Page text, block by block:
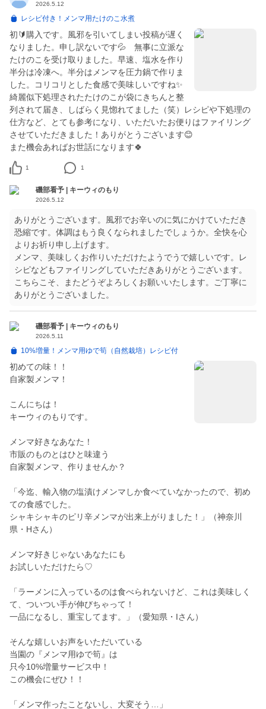
2026.5.12
レシピ付き！メンマ用たけのこ水煮
初🔰購入です。風邪を引いてしまい投稿が遅く
なりました。申し訳ないです💦 無事に立派な
たけのこを受け取りました。早速、塩水を作り
半分は冷凍へ。半分はメンマを圧力鍋で作りま
した。コリコリとした食感で美味しいですね✨
綺麗似下処理されたたけのこが袋にきちんと整
列されて届き、しばらく見惚れてました（笑）レシピや下処理の
仕方など、とても参考になり、いただいたお便りはファイリング
させていただきました！ありがとうございます😊
また機会あればお世話になります🍀
1 1
磯部看予 | キーウィのもり
2026.5.12
ありがとうございます。風邪でお辛いのに気にかけていただき
恐縮です。体調はもう良くなられましたでしょうか。全快を心
よりお祈り申し上げます。
メンマ、美味しくお作りいただけたようでうで嬉しいです。レ
シピなどもファイリングしていただきありがとうございます。
こちらこそ、またどうぞよろしくお願いいたします。ご丁寧に
ありがとうございました。
磯部看予 | キーウィのもり
2026.5.11
10%増量！メンマ用ゆで筍（自然栽培）レシピ付
初めての味！！
自家製メンマ！
こんにちは！
キーウィのもりです。
メンマ好きなあなた！
市販のものとはひと味違う
自家製メンマ、作りませんか？
「今迄、輸入物の塩漬けメンマしか食べていなかったので、初め
ての食感でした。
シャキシャキのピリ辛メンマが出来上がりました！」（神奈川
県・Hさん）
メンマ好きじゃないあなたにも
お試しいただけたら♡
「ラーメンに入っているのは食べられないけど、これは美味しく
て、ついつい手が伸びちゃって！
一品になるし、重宝してます。」（愛知県・Iさん）
そんな嬉しいお声をいただいている
当園の『メンマ用ゆで筍』は
只今10%増量サービス中！
この機会にぜひ！！
「メンマ作ったことないし、大変そう…」